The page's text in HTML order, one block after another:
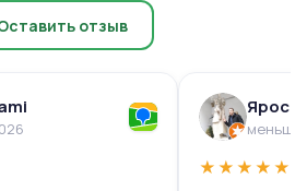
отзыв
меньше
★★★★★